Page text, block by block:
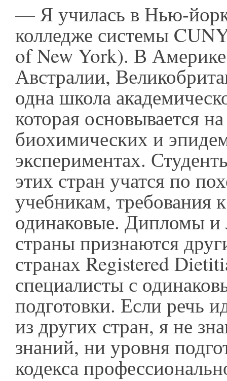
— Я училась в Нью-
колледже системы
of New York). В
Австралии,
одна школа
которая основывается
биохимических и
экспериментах.
этих стран учатся по
учебникам, требования
одинаковые. Дипломы и
страны признаются
странах Registered
специалисты с
подготовки. Если речь
из других стран, я не
знаний, ни уровня
кодекса